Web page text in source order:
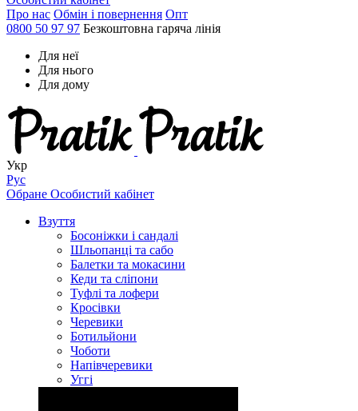
Про нас Обмін і повернення Опт
0800 50 97 97 Безкоштовна гаряча лінія
Для неї
Для нього
Для дому
Укр
Рус
Обране Особистий кабінет
Взуття
Босоніжки і сандалі
Шльопанці та сабо
Балетки та мокасини
Кеди та сліпони
Туфлі та лофери
Кросівки
Черевики
Ботильйони
Чоботи
Напівчеревики
Уггі